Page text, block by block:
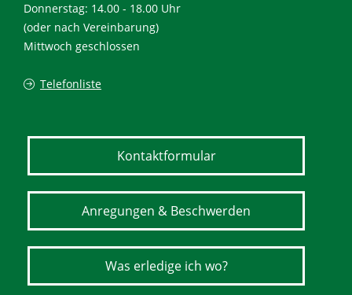
Donnerstag: 14.00 - 18.00 Uhr
(oder nach Vereinbarung)
Mittwoch geschlossen
Telefonliste
Kontaktformular
Anregungen & Beschwerden
Was erledige ich wo?